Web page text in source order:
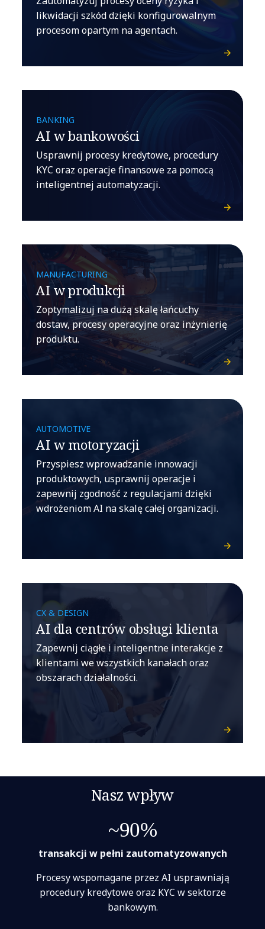
likwidacji szkód dzięki konfigurowalnym
procesom opartym na agentach.
BANKING
AI w bankowości
Usprawnij procesy kredytowe, procedury
KYC oraz operacje finansowe za pomocą
inteligentnej automatyzacji.
MANUFACTURING
AI w produkcji
Zoptymalizuj na dużą skalę łańcuchy
dostaw, procesy operacyjne oraz inżynierię
produktu.
AUTOMOTIVE
AI w motoryzacji
Przyspiesz wprowadzanie innowacji
produktowych, usprawnij operacje i
zapewnij zgodność z regulacjami dzięki
wdrożeniom AI na skalę całej organizacji.
CX & DESIGN
AI dla centrów obsługi klienta
Zapewnij ciągłe i inteligentne interakcje z
klientami we wszystkich kanałach oraz
obszarach działalności.
Nasz wpływ
~90%
transakcji w pełni zautomatyzowanych
Procesy wspomagane przez AI usprawniają
procedury kredytowe oraz KYC w sektorze
bankowym.